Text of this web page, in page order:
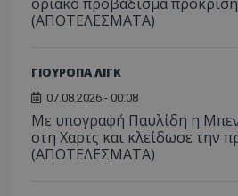
(ΑΠΟΤΕΛΕΣΜΑΤΑ)
ΓΙΟΥΡΟΠΑ ΛΙΓΚ
07.08.2026 - 00:08
Με υπογραφή Παυλίδη η
στη Χαρτς και κλείδωσε την
(ΑΠΟΤΕΛΕΣΜΑΤΑ)